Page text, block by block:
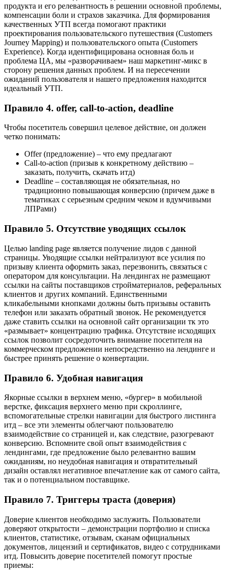
продукта и его релевантность в решении основной проблемы,
компенсации боли и страхов заказчика. Для формирования
качественных УТП всегда помогают практики
проектирования пользовательского путешествия (Customers
Journey Mapping) и пользовательского опыта (Customers
Experience). Когда идентифицирована основная боль и
проблема ЦА, мы «разворачиваем» наш маркетинг-микс в
сторону решения данных проблем. И на пересечении
ожиданий пользователя и нашего предложения находится
идеальный УТП.
Правило 4. offer, call-to-action, deadline
Чтобы посетитель совершил целевое действие, он должен
четко понимать:
Offer (предложение) – что ему предлагают
Call-to-action (призыв к конкретному действию –
заказать, получить, скачать итд)
Deadline – составляющая не обязательная, но
традиционно повышающая конверсию (причем даже в
тематиках с серьезным средним чеком и вдумчивыми
ЛПРами)
Правило 5. Отсутствие уводящих ссылок
Целью landing page является получение лидов с данной
страницы. Уводящие ссылки нейтрализуют все усилия по
призыву клиента оформить заказ, перезвонить, связаться с
оператором для консультации. На лендингах не размещают
ссылки на сайты поставщиков стройматериалов, реферальных
клиентов и других компаний. Единственными
кликабельными кнопками должны быть призывы оставить
телефон или заказать обратный звонок. Не рекомендуется
даже ставить ссылки на основной сайт организации тк это
«размывает» концентрацию трафика. Отсутствие исходящих
ссылок позволит сосредоточить внимание посетителя на
коммерческом предложении непосредственно на лендинге и
быстрее принять решение о конвертации.
Правило 6. Удобная навигация
Якорные ссылки в верхнем меню, «бургер» в мобильной
верстке, фиксация верхнего меню при скроллинге,
вспомогательные стрелки навигации для быстрого листинга
итд – все эти элементы облегчают пользователю
взаимодействие со страницей и, как следствие, разогревают
конверсию. Вспомните свой опыт взаимодействия с
лендингами, где предложение было релевантно вашим
ожиданиям, но неудобная навигация и отвратительный
дизайн оставлял негативное впечатление как от самого сайта,
так и о потенциальном поставщике.
Правило 7. Триггеры траста (доверия)
Доверие клиентов необходимо заслужить. Пользователи
доверяют открытости – демонстрации портфолио и списка
клиентов, статистике, отзывам, сканам официальных
документов, лицензий и сертификатов, видео с сотрудниками
итд. Повысить доверие посетителей помогут простые
приемы: